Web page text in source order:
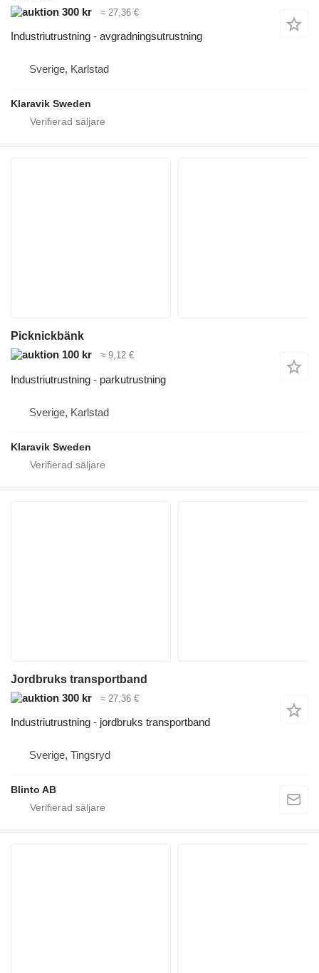
300 kr
≈ 27,36 €
Industriutrustning - avgradningsutrustning
Sverige, Karlstad
Klaravik Sweden
Picknickbänk
100 kr
≈ 9,12 €
Industriutrustning - parkutrustning
Sverige, Karlstad
Klaravik Sweden
Jordbruks transportband
300 kr
≈ 27,36 €
Industriutrustning - jordbruks transportband
Sverige, Tingsryd
Blinto AB